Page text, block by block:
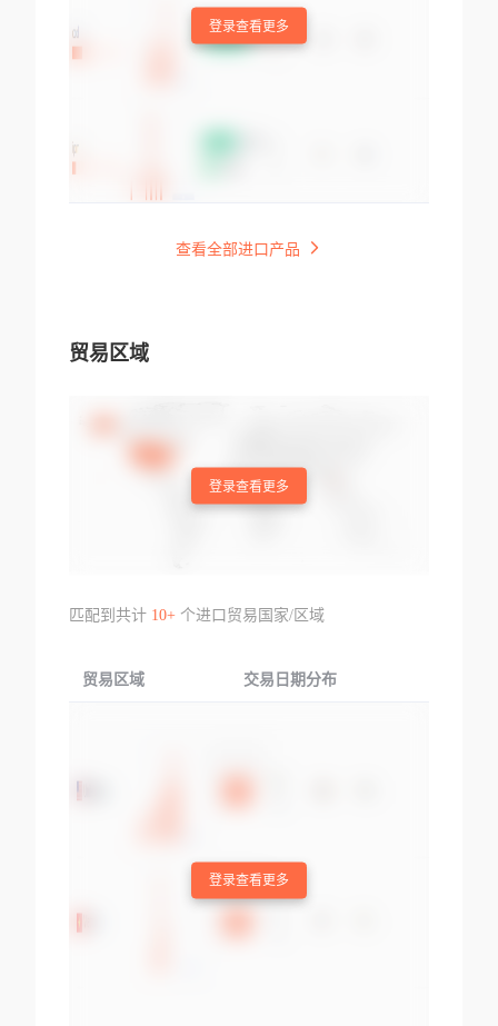
登录查看更多
查看全部进口产品
贸易区域
登录查看更多
匹配到共计 10+个进口贸易国家/区域
贸易区域 交易日期分布
登录查看更多